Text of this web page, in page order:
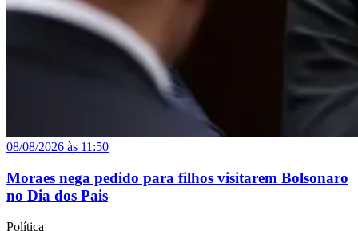
08/08/2026 às 11:50
Moraes nega pedido para filhos visitarem Bolsonaro
no Dia dos Pais
Política